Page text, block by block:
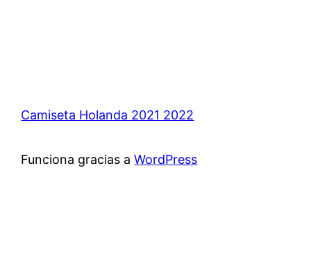
Camiseta Holanda 2021 2022
Funciona gracias aWordPress